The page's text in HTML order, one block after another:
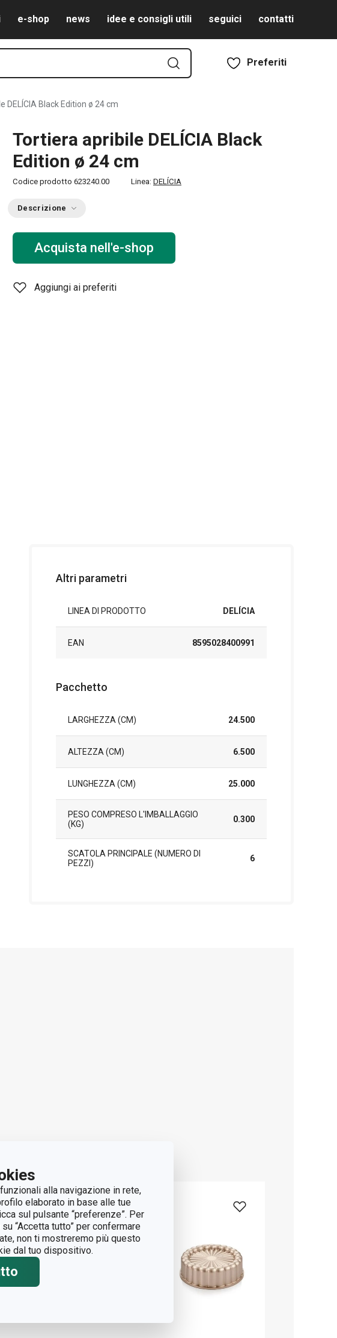
alla navigazione in rete,
elaborato in base alle tue
sul pulsante “preferenze”. Per
“Accetta tutto” per confermare
non ti mostreremo più questo
dal tuo dispositivo.
e-shop news idee e consigli utili seguici contatti
Preferiti
DELÍCIA Black Edition ø 24 cm
Tortiera apribile DELÍCIA Black
Edition ø 24 cm
Codice prodotto 623240.00 Linea: DELÍCIA
Descrizione
Acquista nell'e-shop
Aggiungi ai preferiti
Altri parametri
LINEA DI PRODOTTO DELÍCIA
EAN 8595028400991
Pacchetto
LARGHEZZA (CM) 24.500
ALTEZZA (CM) 6.500
LUNGHEZZA (CM) 25.000
PESO COMPRESO L'IMBALLAGGIO
(KG)
0.300
SCATOLA PRINCIPALE (NUMERO DI
PEZZI)
6